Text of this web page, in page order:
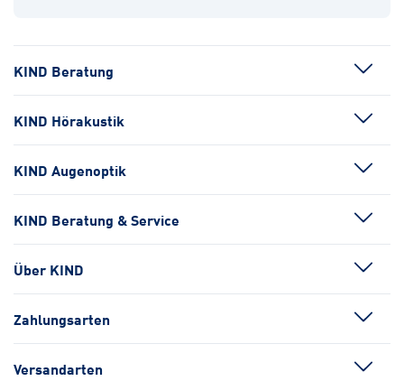
KIND Beratung
KIND Hörakustik
KIND Augenoptik
KIND Beratung & Service
Über KIND
Zahlungsarten
Versandarten